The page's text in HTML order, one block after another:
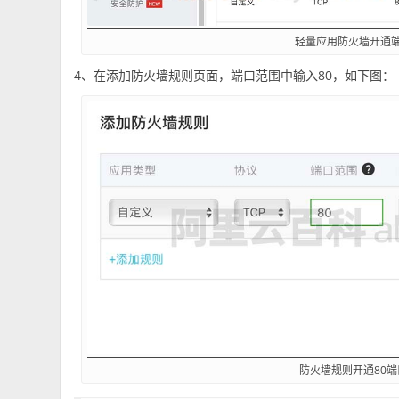
轻量应用防火墙开通
4、在添加防火墙规则页面，端口范围中输入80，如下图：
防火墙规则开通80